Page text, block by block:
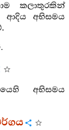
කලාතුරකින්
ආදිය අභිසමය
අභිසමය